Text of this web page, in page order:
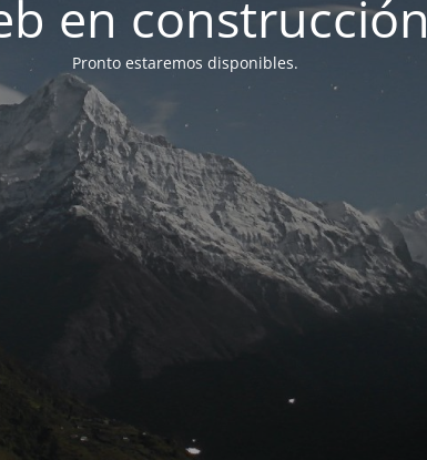
en construcción
Pronto estaremos disponibles.